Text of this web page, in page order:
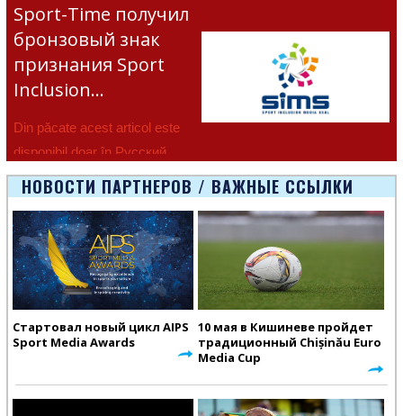
Sport-Time получил
бронзовый знак
признания Sport
Inclusion…
Din păcate acest articol este
disponibil doar în Русский.
НОВОСТИ ПАРТНЕРОВ / ВАЖНЫЕ ССЫЛКИ
Стартовал новый цикл AIPS
Sport Media Awards
10 мая в Кишиневе пройдет
традиционный Chișinău Euro
Media Cup